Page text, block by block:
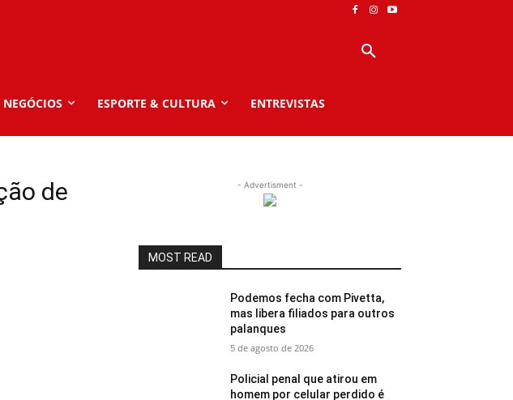
ESPORTE & CULTURA ENTREVISTAS
de
- Advertisment -
MOST READ
Podemos fecha com Pivetta,
mas libera filiados para outros
palanques
5 de agosto de 2026
Policial penal que atirou em
homem por celular perdido é